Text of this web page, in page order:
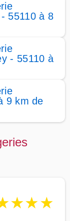
55110 à 8
- 55110 à
9 km de
★★★